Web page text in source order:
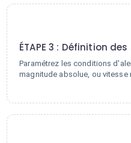
ÉTAPE 3 : Définition
Paramétrez les conditions
magnitude absolue, ou vitesse